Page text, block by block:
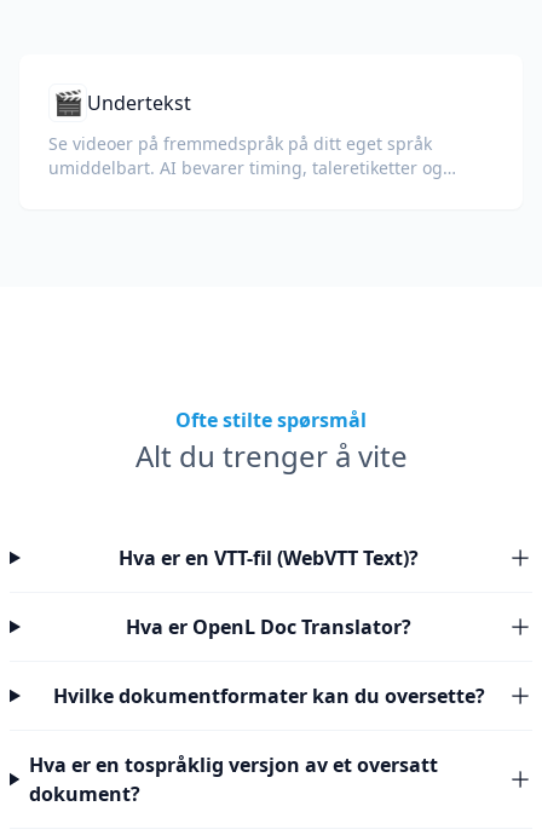
🎬 Undertekst
Se videoer på fremmedspråk på ditt eget språk
umiddelbart. AI bevarer timing, taleretiketter og
Ofte stilte spørsmål
Alt du trenger å vite
Hva er en VTT-fil (WebVTT Text)?
Hva er OpenL Doc Translator?
Hvilke dokumentformater kan du oversette?
Hva er en tospråklig versjon av et oversatt
dokument?